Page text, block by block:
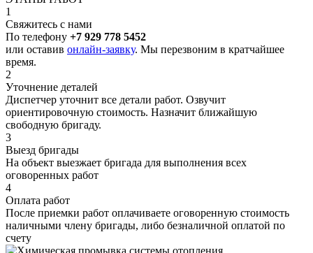
1
Свяжитесь с нами
По телефону +7 929 778 5452
или оставив онлайн-заявку. Мы перезвоним в кратчайшее
время.
2
Уточнение деталей
Диспетчер уточнит все детали работ. Озвучит
ориентировочную стоимость. Назначит ближайшую
свободную бригаду.
3
Выезд бригады
На объект выезжает бригада для выполнения всех
оговоренных работ
4
Оплата работ
После приемки работ оплачиваете оговоренную стоимость
наличными члену бригады, либо безналичной оплатой по
счету